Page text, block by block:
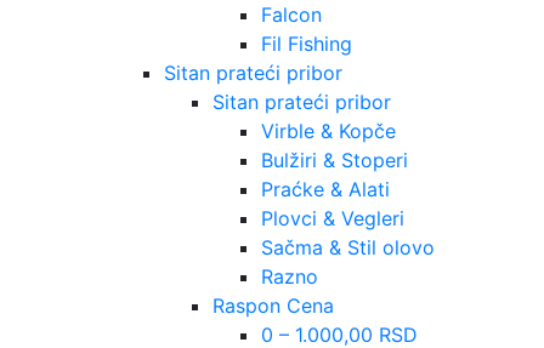
Falcon
Fil Fishing
Sitan prateći pribor
Sitan prateći pribor
Virble & Kopče
Bulžiri & Stoperi
Praćke & Alati
Plovci & Vegleri
Sačma & Stil olovo
Razno
Raspon Cena
0 – 1.000,00 RSD